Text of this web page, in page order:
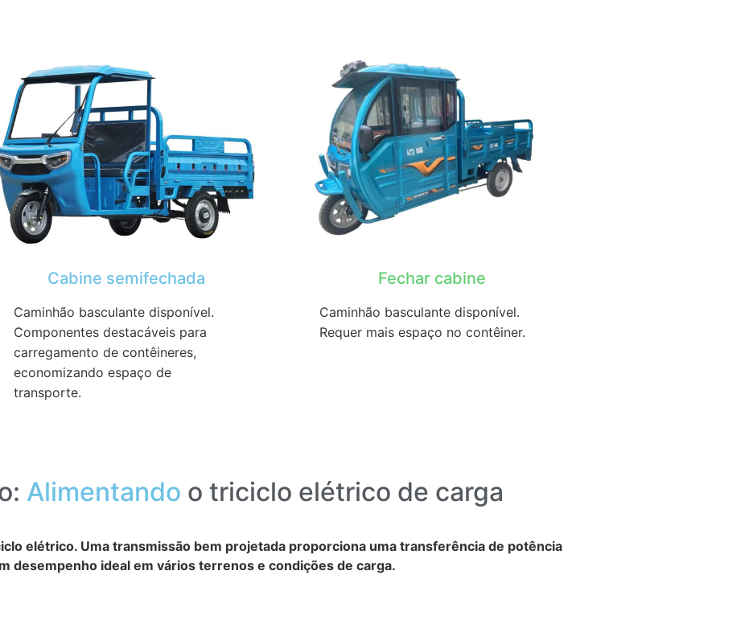
Cabine semifechada
Caminhão basculante disponível.
Componentes destacáveis ​​para
carregamento de contêineres,
economizando espaço de
transporte.
Fechar cabine
Caminhão basculante disponível.
Requer mais espaço no contêiner.
Alimentando o triciclo elétrico de carga
elétrico. Uma transmissão bem projetada proporciona uma transferência de potência
desempenho ideal em vários terrenos e condições de carga.